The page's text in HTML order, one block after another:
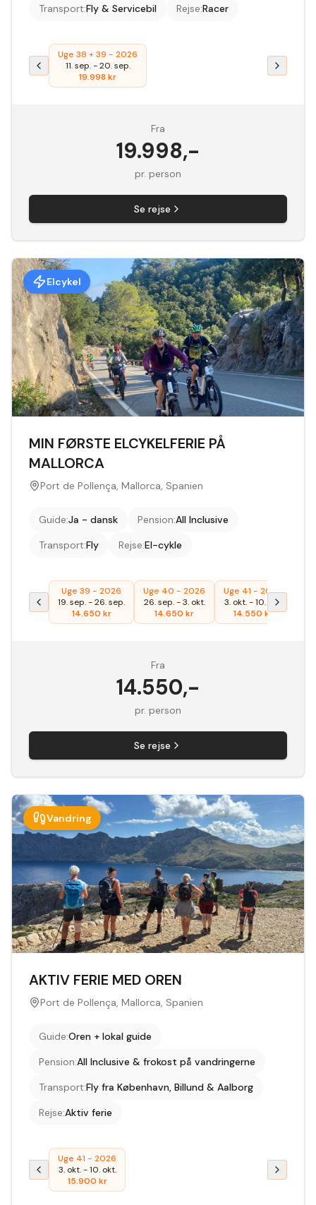
Transport:Fly & Servicebil Rejse:Racer
Uge 38 + 39 - 2026
11. sep.-20. sep.
19.998 kr
Fra
19.998,-
pr. person
Se rejse
Elcykel
MIN FØRSTE ELCYKELFERIE PÅ
MALLORCA
Port de Pollença, Mallorca, Spanien
Guide:Ja - dansk Pension:All Inclusive
Transport:Fly Rejse:El-cykle
Uge 39 - 2026
19. sep.-26. sep.
14.650 kr
Uge 40 - 2026
26. sep.-3. okt.
14.650 kr
Uge 41 - 2026
3. okt.-10. okt.
14.550 kr
Fra
14.550,-
pr. person
Se rejse
Vandring
AKTIV FERIE MED OREN
Port de Pollença, Mallorca, Spanien
Guide:Oren + lokal guide
Pension:All Inclusive & frokost på vandringerne
Transport:Fly fra København, Billund & Aalborg
Rejse:Aktiv ferie
Uge 41 - 2026
3. okt.-10. okt.
15.900 kr